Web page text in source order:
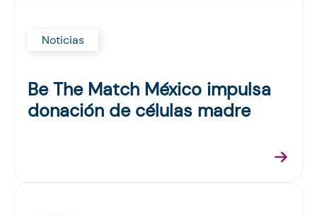
Noticias
Be The Match México impulsa
donación de células madre